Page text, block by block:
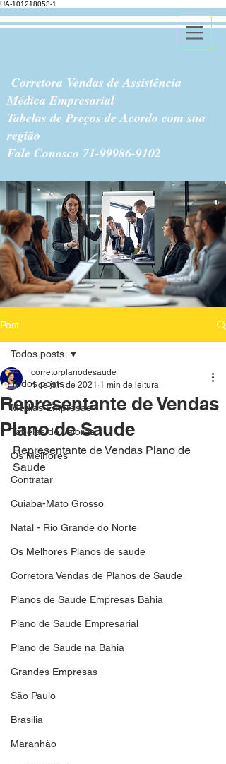
UA-101218053-1
Corretora Vendas de Assistência
Médica Empresarial
Tabelas de Preços de Acordo com sua
região
Fale Conosco 71-99986-9102
Post
Todos posts
Medias Empresas
Tabelas de Valores
Os Melhores
Contratar
Cuiaba-Mato Grosso
Natal - Rio Grande do Norte
Os Melhores Planos de saude
Corretora Vendas de Planos de Saude
Planos de Saude Empresas Bahia
Plano de Saude Empresarial
Plano de Saude na Bahia
Grandes Empresas
São Paulo
Brasilia
Maranhão
Todos posts
Representante de Vendas
Plano de Saude
corretorplanodesaude
4 de jan. de 2021 1 min de leitura
Representante de Vendas Plano de
Saude